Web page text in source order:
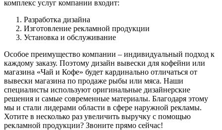
комплекс услуг компании входит:
Разработка дизайна
Изготовление рекламной продукции
Установка и обслуживание
Особое преимущество компании – индивидуальный подход к
каждому заказу. Поэтому дизайн вывески для кофейни или
магазина «Чай и Кофе» будет кардинально отличаться от
вывески магазина по продаже рыбы или мяса. Наши
специалисты используют оригинальные дизайнерские
решения и самые современные материалы. Благодаря этому
мы и стали лидерами области в сфере наружной рекламы.
Хотите в несколько раз увеличить выручку с помощью
рекламной продукции? Звоните прямо сейчас!